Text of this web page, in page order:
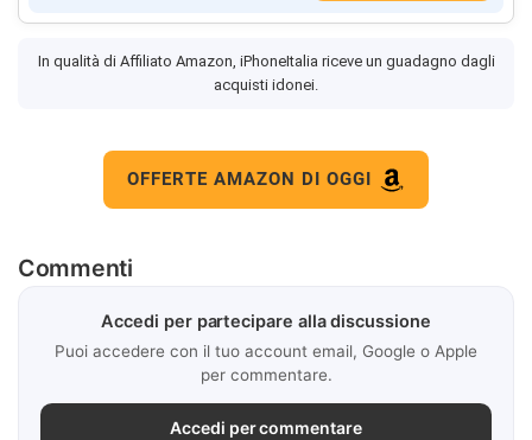
In qualità di Affiliato Amazon, iPhoneItalia riceve un guadagno dagli
acquisti idonei.
OFFERTE AMAZON DI OGGI
Commenti
Accedi per partecipare alla discussione
Puoi accedere con il tuo account email, Google o Apple
per commentare.
Accedi per commentare